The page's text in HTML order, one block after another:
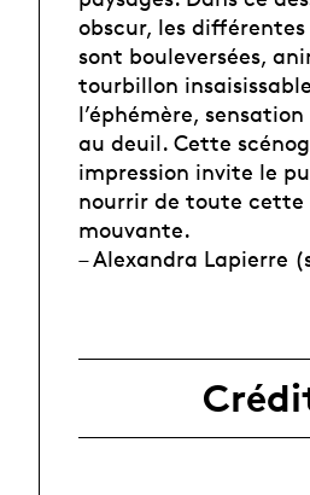
obscur, les
sont bouleversées,
tourbillon
l’éphémère,
au deuil. Cette
impression invite le
nourrir de toute cette
mouvante.
– Alexandra Lapierre